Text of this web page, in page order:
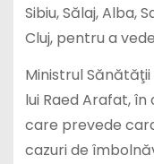
Sibiu, Sălaj, Alba,
Cluj, pentru a
Ministrul
lui Raed Arafat,
care prevede
cazuri de